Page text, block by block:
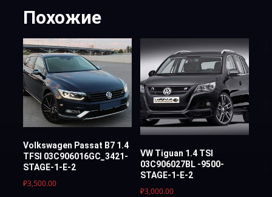
Похожие
Volkswagen Passat B7 1.4
TFSI 03C906016GC_3421-
STAGE-1-E-2
₽3,500.00
VW Tiguan 1.4 TSI
03C906027BL -9500-
STAGE-1-E-2
₽3,000.00